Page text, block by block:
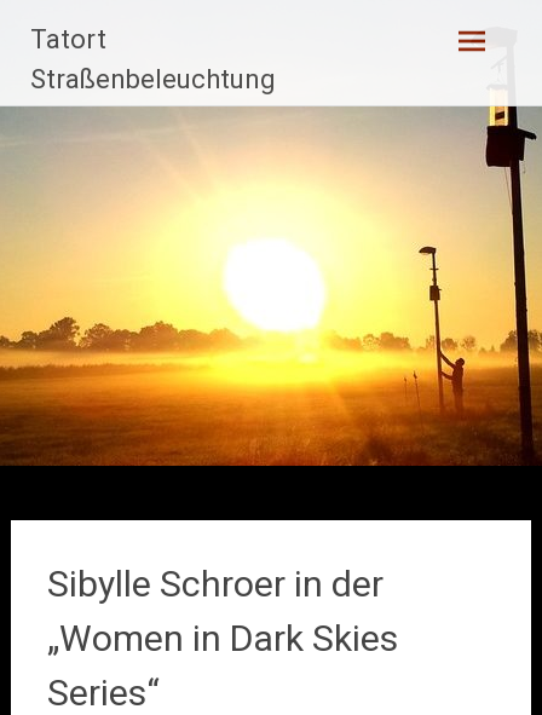
Inhalt
springen
Tatort
Straßenbeleuchtung
Sibylle Schroer in der
„Women in Dark Skies
Series“